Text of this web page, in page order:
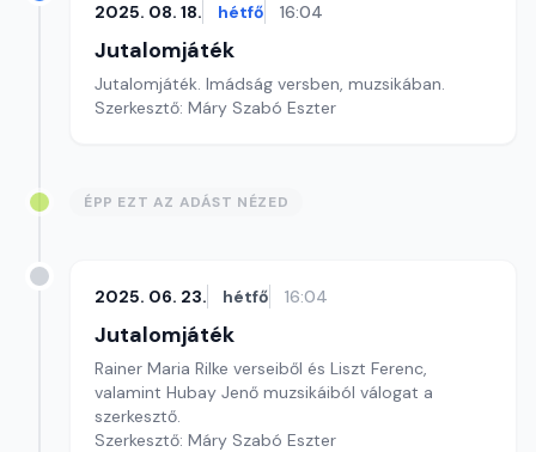
2025. 08. 18. hétfő 16:04
Jutalomjáték
Jutalomjáték. Imádság versben, muzsikában.
Szerkesztő: Máry Szabó Eszter
ÉPP EZT AZ ADÁST NÉZED
2025. 06. 23. hétfő 16:04
Jutalomjáték
Rainer Maria Rilke verseiből és Liszt Ferenc,
valamint Hubay Jenő muzsikáiból válogat a
szerkesztő.
Szerkesztő: Máry Szabó Eszter